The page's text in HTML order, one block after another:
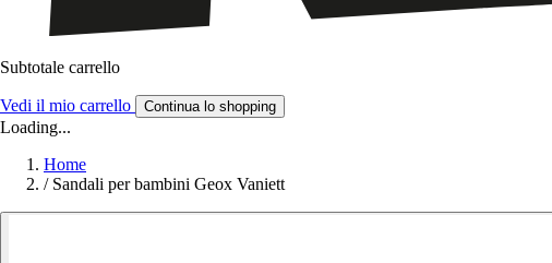
Subtotale carrello
Vedi il mio carrello Continua lo shopping
Loading...
Home
/ Sandali per bambini Geox Vaniett